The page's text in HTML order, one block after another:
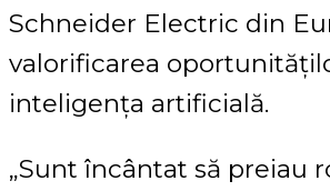
Schneider Electric din
valorificarea
inteligența artificială.
„Sunt încântat să preiau